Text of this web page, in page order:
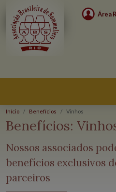
Área
Início Benefícios Vinhos
Benefícios:
Nossos associados
benefícios exclusivos
parceiros